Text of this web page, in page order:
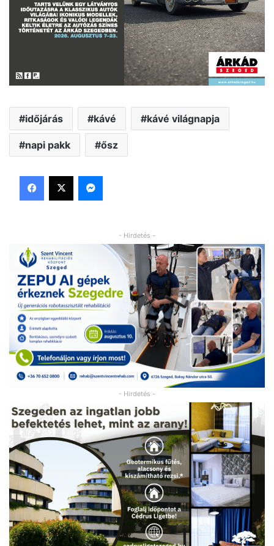
időjárás kávé kávé világnapja
napi pakk ősz
Facebook
X Messenger
- Hirdetés -
- Hirdetés -